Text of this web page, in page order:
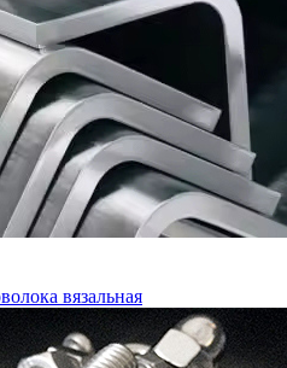
вязальная